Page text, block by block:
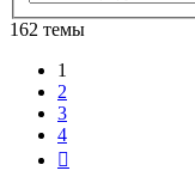
162 темы
1
2
3
4